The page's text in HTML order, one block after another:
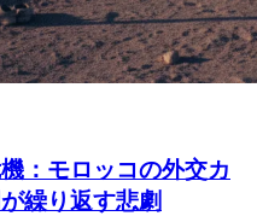
：モロッコの外交カ
繰り返す悲劇